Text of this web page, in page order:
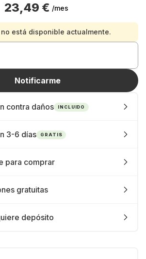
23,49 € /mes
está disponible actualmente.
Notificarme
contra daños INCLUIDO
3-6 días GRATIS
para comprar
gratuitas
depósito